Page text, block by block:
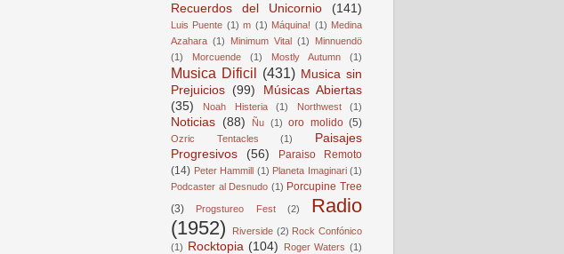
Recuerdos del Unicornio
(141)
Luis Puente (1) m (1) Máquina! (1) Medina
Azahara (1) Minimum Vital (1)
Minnuendö
(1)
Morcuende (1) Mostly Autumn (1)
Musica Dificil (431) Musica sin
Prejuicios (99)
Músicas Abiertas
(35)
Noah Histeria (1) Northwest (1)
Noticias (88) Ñu (1) oro molido (5)
Ozric Tentacles (1)
Paisajes
Progresivos
(56)
Paraiso Remoto
(14) Peter Hammill (1) Planeta Imaginari (1)
Podcaster al Desnudo (1) Porcupine Tree
(3)
Progstureo Fest (2)
Radio
(1952)
Riverside (2) Rock Confónico
(1) Rocktopia (104) Roger Waters (1)